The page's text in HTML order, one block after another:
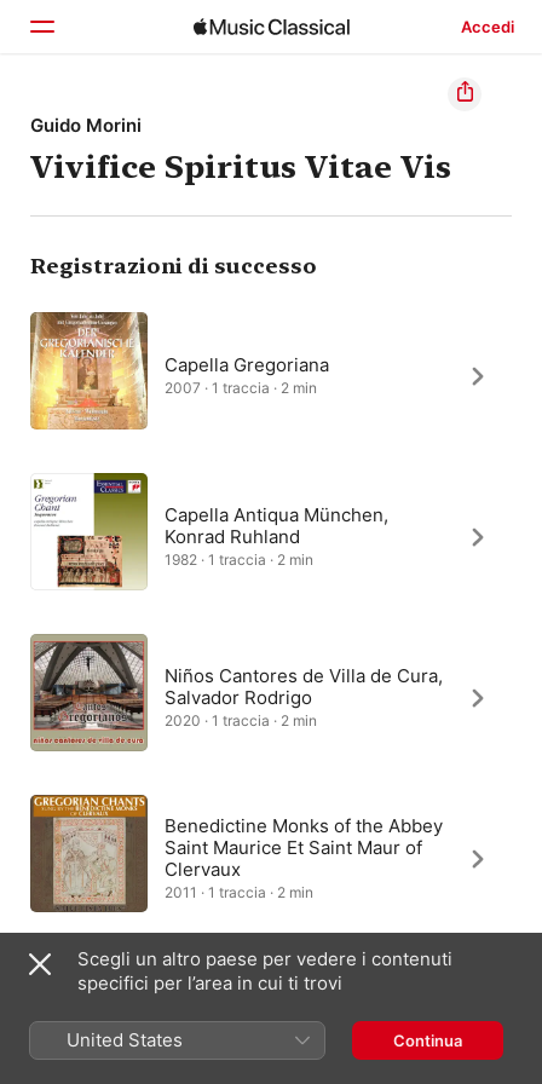
Accedi
Home
Scopri
Cerca
Guido Morini
Vivifice Spiritus Vitae Vis
Registrazioni di successo
Capella Gregoriana
2007 · 1 traccia · 2 min
Capella Antiqua München,
Konrad Ruhland
1982 · 1 traccia · 2 min
Niños Cantores de Villa de Cura,
Salvador Rodrigo
2020 · 1 traccia · 2 min
Benedictine Monks of the Abbey
Saint Maurice Et Saint Maur of
Clervaux
2011 · 1 traccia · 2 min
Coro de Monjas Benedictinas
Pelayo de Oviedo
Scegli un altro paese per vedere i contenuti
specifici per l’area in cui ti trovi
United States Continua